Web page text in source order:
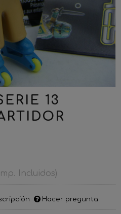
13
Incluidos)
Hacer pregunta